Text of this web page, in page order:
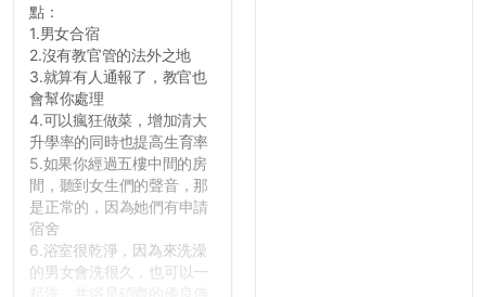
點：
1.男女合宿
2.沒有教官管的法外之地
3.就算有人通報了，教官也
會幫你處理
4.可以瘋狂做菜，增加清大
升學率的同時也提高生育率
5.如果你經過五樓中間的房
間，聽到女生們的聲音，那
是正常的，因為她們有申請
宿舍
6.浴室很乾淨，因為來洗澡
的男女會洗很久，也可以一